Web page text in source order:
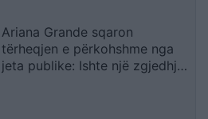
Ariana Grande sqaron
tërheqjen e përkohshme nga
jeta publike: Ishte një zgjedhje